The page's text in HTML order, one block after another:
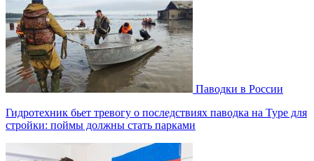
Паводки в России
Гидротехник бьет тревогу о последствиях паводка на Туре для
стройки: поймы должны стать парками